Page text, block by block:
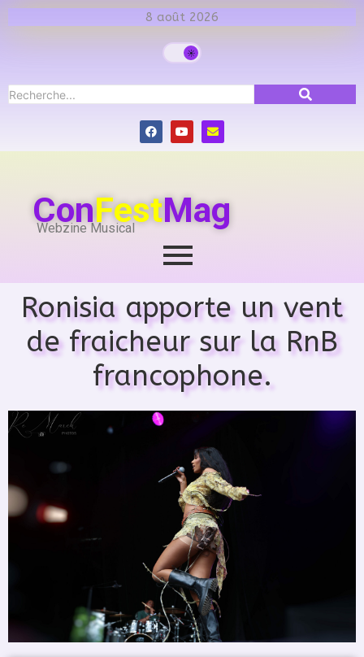
8 août 2026
ConFestMag
Webzine Musical
Ronisia apporte un vent
de fraicheur sur la RnB
francophone.